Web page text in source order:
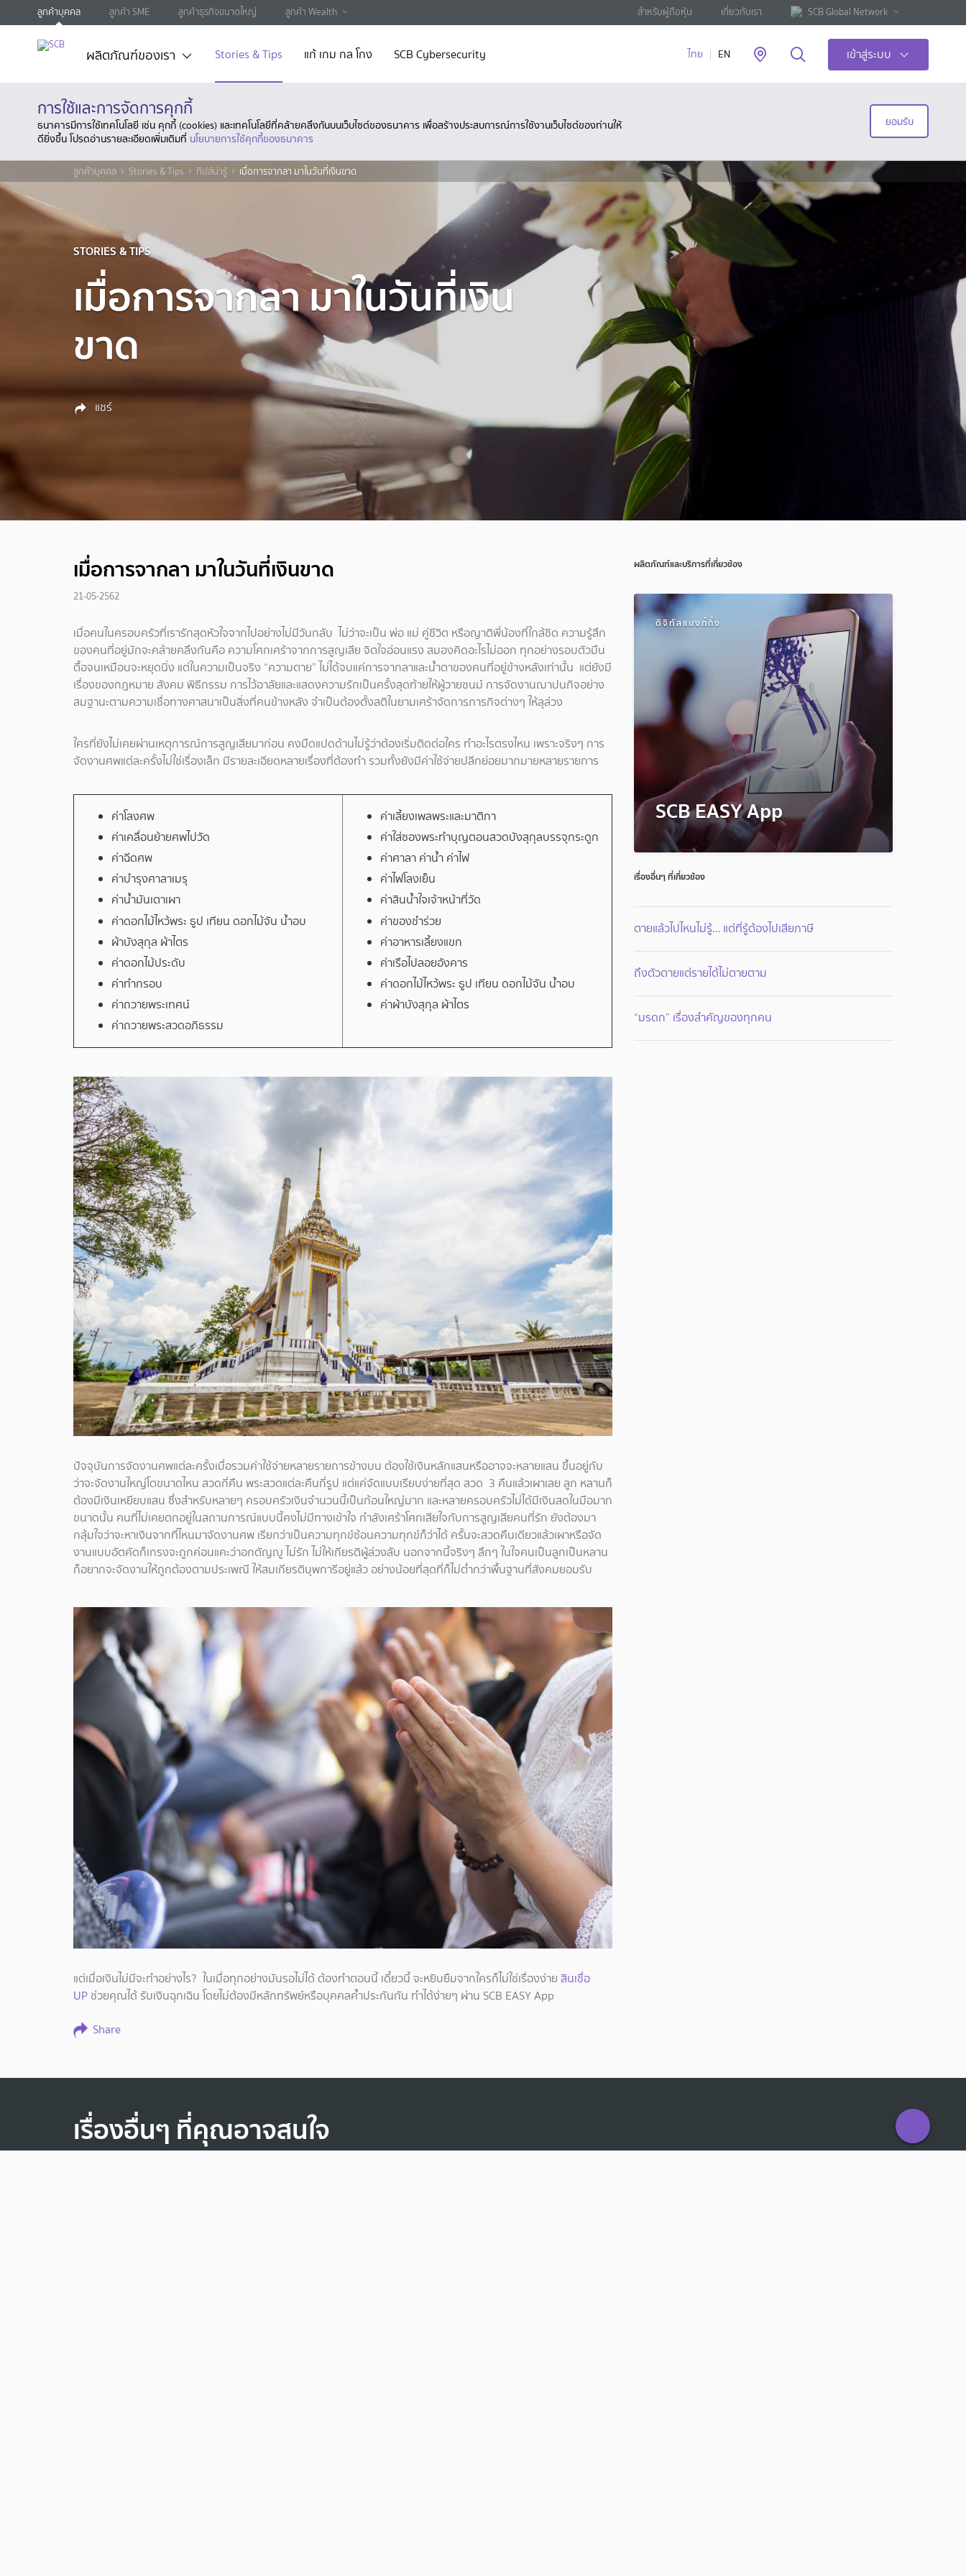
ลูกค้าบุคคล ลูกค้า SME ลูกค้าธุรกิจขนาดใหญ่ ลูกค้า Wealth สำหรับผู้ถือหุ้น เกี่ยวกับเรา SCB Global Network
ผลิตภัณฑ์ของเรา Stories & Tips แก้ เกม กล โกง SCB Cybersecurity ไทย EN เข้าสู่ระบบ
การใช้และการจัดการคุกกี้
ธนาคารมีการใช้เทคโนโลยี เช่น คุกกี้ (cookies) และเทคโนโลยีที่คล้ายคลึงกันบนเว็บไซต์ของธนาคาร เพื่อสร้างประสบการณ์การใช้งานเว็บไซต์ของท่านให้
ดียิ่งขึ้น โปรดอ่านรายละเอียดเพิ่มเติมที่ นโยบายการใช้คุกกี้ของธนาคาร
ยอมรับ
ลูกค้าบุคคล Stories & Tips ทิปส์น่ารู้ เมื่อการจากลา มาในวันที่เงินขาด
STORIES & TIPS
เมื่อการจากลา มาในวันที่เงิน
ขาด
แชร์
เมื่อการจากลา มาในวันที่เงินขาด
21-05-2562
เมื่อคนในครอบครัวที่เรารักสุดหัวใจจากไปอย่างไม่มีวันกลับ ไม่ว่าจะเป็น พ่อ แม่ คู่ชีวิต หรือญาติพี่น้องที่ใกล้ชิด ความรู้สึก
ของคนที่อยู่มักจะคล้ายคลึงกันคือ ความโศกเศร้าจากการสูญเสีย จิตใจอ่อนแรง สมองคิดอะไรไม่ออก ทุกอย่างรอบตัวมึน
ตื้อจนเหมือนจะหยุดนิ่ง แต่ในความเป็นจริง “ความตาย” ไม่ได้จบแค่การจากลาและน้ำตาของคนที่อยู่ข้างหลังเท่านั้น แต่ยังมี
เรื่องของกฎหมาย สังคม พิธีกรรม การไว้อาลัยและแสดงความรักเป็นครั้งสุดท้ายให้ผู้วายชนม์ การจัดงานฌาปนกิจอย่าง
สมฐานะตามความเชื่อทางศาสนาเป็นสิ่งที่คนข้างหลัง จำเป็นต้องตั้งสติในยามเศร้าจัดการภารกิจต่างๆ ให้ลุล่วง
ใครที่ยังไม่เคยผ่านเหตุการณ์การสูญเสียมาก่อน คงมืดแปดด้านไม่รู้ว่าต้องเริ่มติดต่อใคร ทำอะไรตรงไหน เพราะจริงๆ การ
จัดงานศพแต่ละครั้งไม่ใช่เรื่องเล็ก มีรายละเอียดหลายเรื่องที่ต้องทำ รวมทั้งยังมีค่าใช้จ่ายปลีกย่อยมากมายหลายรายการ
ค่าโลงศพ
ค่าเคลื่อนย้ายศพไปวัด
ค่าฉีดศพ
ค่าบำรุงศาลาเมรุ
ค่าน้ำมันเตาเผา
ค่าดอกไม้ไหว้พระ ธูป เทียน ดอกไม้จัน น้ำอบ
ผ้าบังสุกุล ผ้าไตร
ค่าดอกไม้ประดับ
ค่าทำกรอบ
ค่าถวายพระเทศน์
ค่าถวายพระสวดอภิธรรม
ค่าเลี้ยงเพลพระและมาติกา
ค่าใส่ซองพระทำบุญตอนสวดบังสุกุลบรรจุกระดูก
ค่าศาลา ค่าน้ำ ค่าไฟ
ค่าไฟโลงเย็น
ค่าสินน้ำใจเจ้าหน้าที่วัด
ค่าของชำร่วย
ค่าอาหารเลี้ยงแขก
ค่าเรือไปลอยอังคาร
ค่าดอกไม้ไหว้พระ ธูป เทียน ดอกไม้จัน น้ำอบ
ค่าผ้าบังสุกุล ผ้าไตร
ปัจจุบันการจัดงานศพแต่ละครั้งเมื่อรวมค่าใช้จ่ายหลายรายการข้างบน ต้องใช้เงินหลักแสนหรืออาจจะหลายแสน ขึ้นอยู่กับ
ว่าจะจัดงานใหญ่โตขนาดไหน สวดกี่คืน พระสวดแต่ละคืนกี่รูป แต่แค่จัดแบบเรียบง่ายที่สุด สวด 3 คืนแล้วเผาเลย ลูก หลานก็
ต้องมีเงินเหยียบแสน ซึ่งสำหรับหลายๆ ครอบครัวเงินจำนวนนี้เป็นก้อนใหญ่มาก และหลายครอบครัวไม่ได้มีเงินสดในมือมาก
ขนาดนั้น คนที่ไม่เคยตกอยู่ในสถานการณ์แบบนี้คงไม่มีทางเข้าใจ กำลังเศร้าโศกเสียใจกับการสูญเสียคนที่รัก ยังต้องมา
กลุ้มใจว่าจะหาเงินจากที่ไหนมาจัดงานศพ เรียกว่าเป็นความทุกข์ซ้อนความทุกข์ก็ว่าได้ ครั้นจะสวดคืนเดียวแล้วเผาหรือจัด
งานแบบอัตคัดก็เกรงจะถูกค่อนแคะว่าอกตัญญู ไม่รัก ไม่ให้เกียรติผู้ล่วงลับ นอกจากนี้จริงๆ ลึกๆ ในใจคนเป็นลูกเป็นหลาน
ก็อยากจะจัดงานให้ถูกต้องตามประเพณี ให้สมเกียรติบุพการีอยู่แล้ว อย่างน้อยที่สุดที่ก็ไม่ต่ำกว่าพื้นฐานที่สังคมยอมรับ
แต่เมื่อเงินไม่มีจะทำอย่างไร? ในเมื่อทุกอย่างมันรอไม่ได้ ต้องทำตอนนี้ เดี๋ยวนี้ จะหยิบยืมจากใครก็ไม่ใช่เรื่องง่าย สินเชื่อ
UP ช่วยคุณได้ รับเงินฉุกเฉิน โดยไม่ต้องมีหลักทรัพย์หรือบุคคลค้ำประกันกัน ทำได้ง่ายๆ ผ่าน SCB EASY App
Share
ผลิตภัณฑ์และบริการที่เกี่ยวข้อง
ดิจิทัลแบงก์กิ้ง
SCB EASY App
เรื่องอื่นๆ ที่เกี่ยวข้อง
ตายแล้วไปไหนไม่รู้… แต่ที่รู้ต้องไปเสียภาษี
ถึงตัวตายแต่รายได้ไม่ตายตาม
“มรดก” เรื่องสำคัญของทุกคน
เรื่องอื่นๆ ที่คุณอาจสนใจ